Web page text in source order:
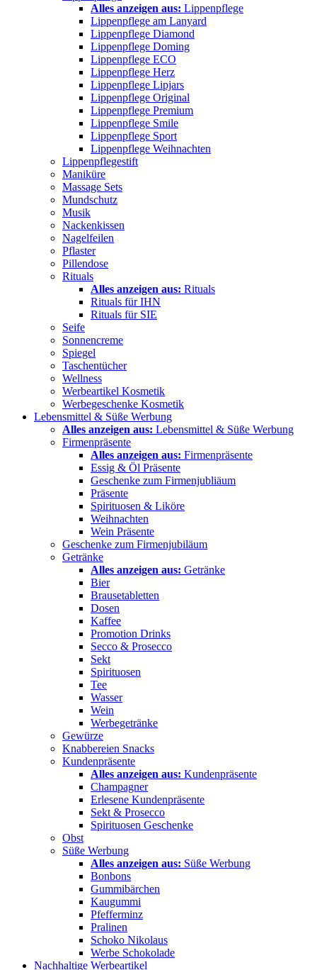
Alles anzeigen aus: Lippenpflege
Lippenpflege am Lanyard
Lippenpflege Diamond
Lippenpflege Doming
Lippenpflege ECO
Lippenpflege Herz
Lippenpflege Lipjars
Lippenpflege Original
Lippenpflege Premium
Lippenpflege Smile
Lippenpflege Sport
Lippenpflege Weihnachten
Lippenpflegestift
Maniküre
Massage Sets
Mundschutz
Musik
Nackenkissen
Nagelfeilen
Pflaster
Pillendose
Rituals
Alles anzeigen aus: Rituals
Rituals für IHN
Rituals für SIE
Seife
Sonnencreme
Spiegel
Taschentücher
Wellness
Werbeartikel Kosmetik
Werbegeschenke Kosmetik
Lebensmittel & Süße Werbung
Alles anzeigen aus: Lebensmittel & Süße Werbung
Firmenpräsente
Alles anzeigen aus: Firmenpräsente
Essig & Öl Präsente
Geschenke zum Firmenjubliäum
Präsente
Spirituosen & Liköre
Weihnachten
Wein Präsente
Geschenke zum Firmenjubiläum
Getränke
Alles anzeigen aus: Getränke
Bier
Brausetabletten
Dosen
Kaffee
Promotion Drinks
Secco & Prosecco
Sekt
Spirituosen
Tee
Wasser
Wein
Werbegetränke
Gewürze
Knabbereien Snacks
Kundenpräsente
Alles anzeigen aus: Kundenpräsente
Champagner
Erlesene Kundenpräsente
Sekt & Prosecco
Spirituosen Geschenke
Obst
Süße Werbung
Alles anzeigen aus: Süße Werbung
Bonbons
Gummibärchen
Kaugummi
Pfefferminz
Pralinen
Schoko Nikolaus
Werbe Schokolade
Nachhaltige Werbeartikel